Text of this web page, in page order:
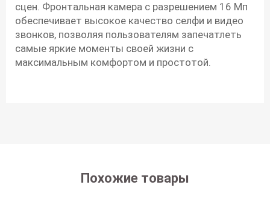
сцен. Фронтальная камера с разрешением 16 Мп
обеспечивает высокое качество селфи и видео
звонков, позволяя пользователям запечатлеть
самые яркие моменты своей жизни с
максимальным комфортом и простотой.
Похожие товары